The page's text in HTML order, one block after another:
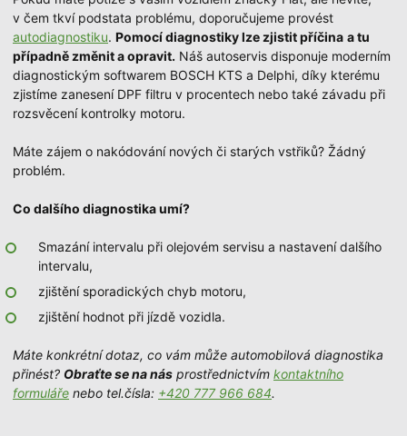
v čem tkví podstata problému, doporučujeme provést
autodiagnostiku. Pomocí diagnostiky lze zjistit příčina a tu
případně změnit a opravit. Náš autoservis disponuje moderním
diagnostickým softwarem BOSCH KTS a Delphi, díky kterému
zjistíme zanesení DPF filtru v procentech nebo také závadu při
rozsvěcení kontrolky motoru.
Máte zájem o nakódování nových či starých vstřiků? Žádný
problém.
Co dalšího diagnostika umí?
Smazání intervalu při olejovém servisu a nastavení dalšího
intervalu,
zjištění sporadických chyb motoru,
zjištění hodnot při jízdě vozidla.
Máte konkrétní dotaz, co vám může automobilová diagnostika
přinést? Obraťte se na nás prostřednictvím kontaktního
formuláře nebo tel.čísla: +420 777 966 684.